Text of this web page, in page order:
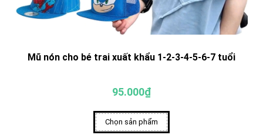
Mũ nón cho bé trai xuất khẩu 1-2-3-4-5-6-7 tuổi
95.000₫
Chọn sản phẩm